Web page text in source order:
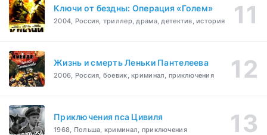
Ключи от бездны: Операция «Голем»
2004, Россия, триллер, драма, детектив, история
Жизнь и смерть Леньки Пантелеева
2006, Россия, боевик, криминал, приключения
Приключения пса Цивиля
1968, Польша, криминал, приключения